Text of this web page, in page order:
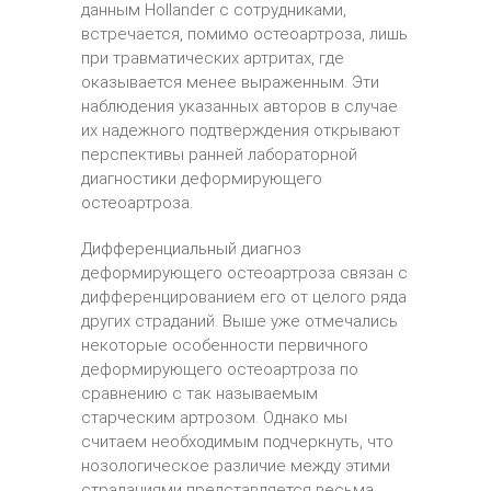
данным Hollander с сотрудниками,
встречается, помимо остеоартроза, лишь
при травматических артритах, где
оказывается менее выраженным. Эти
наблюдения указанных авторов в случае
их надежного подтверждения открывают
перспективы ранней лабораторной
диагностики деформирующего
остеоартроза.
Дифференциальный диагноз
деформирующего остеоартроза связан с
дифференцированием его от целого ряда
других страданий. Выше уже отмечались
некоторые особенности первичного
деформирующего остеоартроза по
сравнению с так называемым
старческим артрозом. Однако мы
считаем необходимым подчеркнуть, что
нозологическое различие между этими